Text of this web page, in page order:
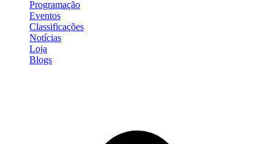
Programação
Eventos
Classificações
Notícias
Loja
Blogs